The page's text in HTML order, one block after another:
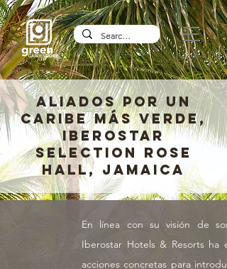
ALIADOS POR UN
CARIBE MÁS VERDE,
IBEROSTAR
SELECTION ROSE
HALL, JAMAICA
En línea con su visión de
Iberostar Hotels & Resorts ha
acciones concretas para